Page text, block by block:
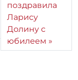
поздравила
Ларису
Долину с
юбилеем